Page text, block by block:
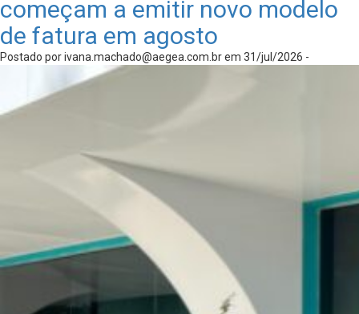
começam a emitir novo modelo
de fatura em agosto
Postado porivana.machado@aegea.com.brem 31/jul/2026 -